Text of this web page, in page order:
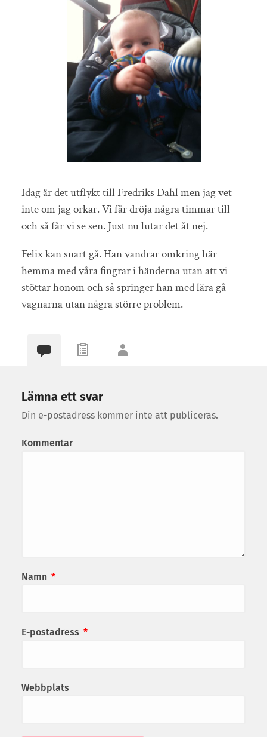
Idag är det utflykt till Fredriks Dahl men jag vet
inte om jag orkar. Vi får dröja några timmar till
och så får vi se sen. Just nu lutar det åt nej.
Felix kan snart gå. Han vandrar omkring här
hemma med våra fingrar i händerna utan att vi
stöttar honom och så springer han med lära gå
vagnarna utan några större problem.
Lämna ett svar
Din e-postadress kommer inte att publiceras.
Kommentar
Namn *
E-postadress *
Webbplats